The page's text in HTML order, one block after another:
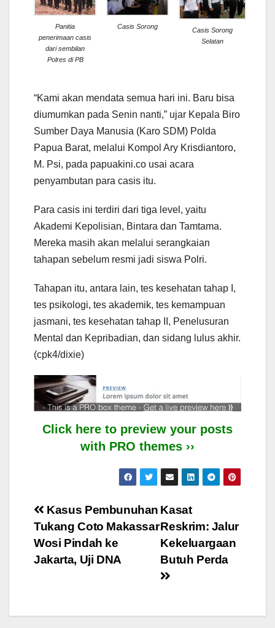
Panitia
penerimaan casis
dari sembilan
Polres di PB
Casis Sorong
Casis Sorong
Selatan
“Kami akan mendata semua hari ini. Baru bisa
diumumkan pada Senin nanti,” ujar Kepala Biro
Sumber Daya Manusia (Karo SDM) Polda
Papua Barat, melalui Kompol Ary Krisdiantoro,
M. Psi, pada papuakini.co usai acara
penyambutan para casis itu.
Para casis ini terdiri dari tiga level, yaitu
Akademi Kepolisian, Bintara dan Tamtama.
Mereka masih akan melalui serangkaian
tahapan sebelum resmi jadi siswa Polri.
Tahapan itu, antara lain, tes kesehatan tahap I,
tes psikologi, tes akademik, tes kemampuan
jasmani, tes kesehatan tahap II, Penelusuran
Mental dan Kepribadian, dan sidang lulus akhir.
(cpk4/dixie)
Click here to preview your posts
with PRO themes ››
Post
navigation
Kasat
Reskrim: Jalur
Kekeluargaan
Butuh Perda
Kasus Pembunuhan
Tukang Coto Makassar
Wosi Pindah ke
Jakarta, Uji DNA